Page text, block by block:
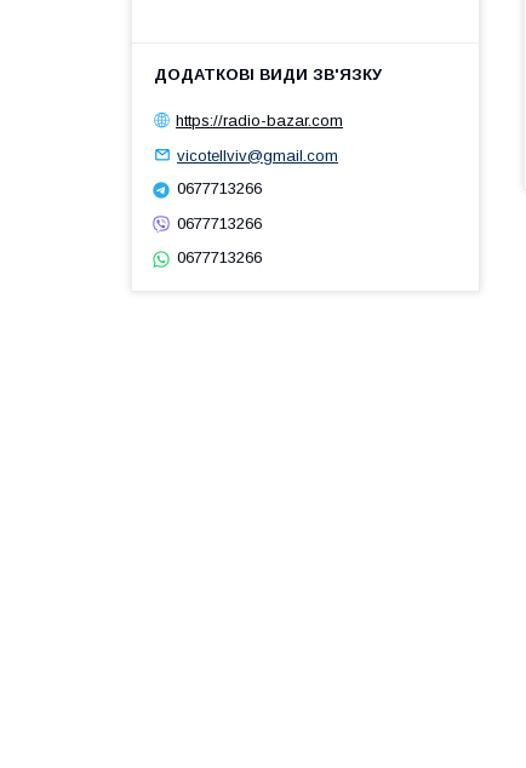
https://radio-bazar.com
vicotellviv@gmail.com
0677713266
0677713266
0677713266